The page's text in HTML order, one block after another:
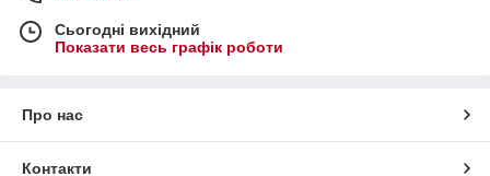
Сьогодні вихідний
Показати весь графік роботи
Про нас
Контакти